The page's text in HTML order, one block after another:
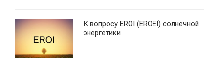
К вопросу EROI (EROEI) солнечной
энергетики